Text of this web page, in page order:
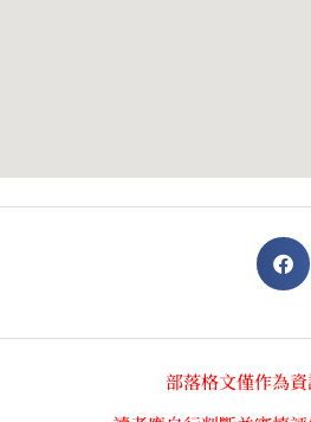
部落格文僅作為